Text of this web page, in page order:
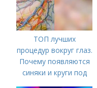
ТОП лучших
процедур вокруг глаз.
Почему появляются
синяки и круги под